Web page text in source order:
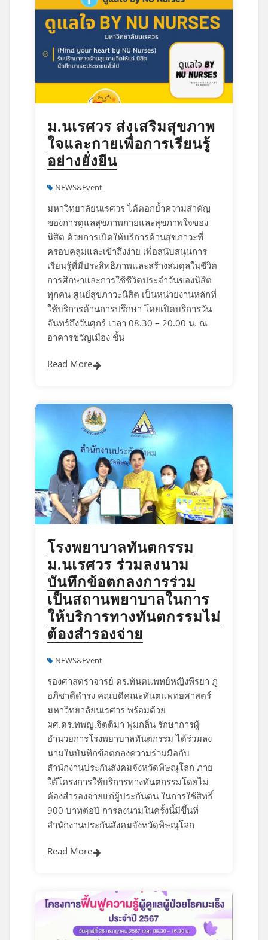
ม.นเรศวร ส่งเสริมสุขภาพ
ใจและกายเพื่อการเรียนรู้
อย่างยั่งยืน
NEWS&Event
มหาวิทยาลัยนเรศวร ได้ตอกย้ำความสำคัญ
ของการดูแลสุขภาพกายและสุขภาพใจของ
นิสิต ด้วยการเปิดให้บริการด้านสุขภาวะที่
ครอบคลุมและเข้าถึงง่าย เพื่อสนับสนุนการ
เรียนรู้ที่มีประสิทธิภาพและสร้างสมดุลในชีวิต
การศึกษาและการใช้ชีวิตประจำวันของนิสิต
ทุกคน ศูนย์สุขภาวะนิสิต เป็นหน่วยงานหลักที่
ให้บริการด้านการปรึกษา โดยเปิดบริการวัน
จันทร์ถึงวันศุกร์ เวลา 08.30 – 20.00 น. ณ
อาคารขวัญเมือง ชั้น
Read More
โรงพยาบาลทันตกรรม
ม.นเรศวร ร่วมลงนาม
บันทึกข้อตกลงการร่วม
เป็นสถานพยาบาลในการ
ให้บริการทางทันตกรรมไม่
ต้องสำรองจ่าย
NEWS&Event
รองศาสตราจารย์ ดร.ทันตแพทย์หญิงพีรยา ภู
อภิชาติดำรง คณบดีคณะทันตแพทยศาสตร์
มหาวิทยาลัยนเรศวร พร้อมด้วย
ผศ.ดร.ทพญ.จิตติมา พุ่มกลิ่น รักษาการผู้
อำนวยการโรงพยาบาลทันตกรรม ได้ร่วมลง
นามในบันทึกข้อตกลงความร่วมมือกับ
สำนักงานประกันสังคมจังหวัดพิษณุโลก ภาย
ใต้โครงการให้บริการทางทันตกรรมโดยไม่
ต้องสำรองจ่ายแก่ผู้ประกันตน ในการใช้สิทธิ์
900 บาทต่อปี การลงนามในครั้งนี้มีขึ้นที่
สำนักงานประกันสังคมจังหวัดพิษณุโลก
Read More